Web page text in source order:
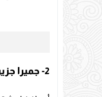
2- جميرا جزيرة السعديات ريزروت